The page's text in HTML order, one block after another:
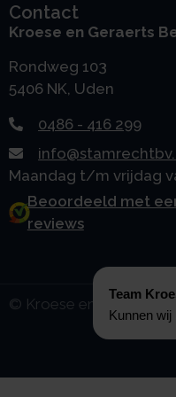
Contact
Kroese en Geraerts
Rondweg 103
5406 NK, Uden
0486 - 416 299
Maandag t/m vrijdag
Beoordeeld met
reviews
© Kroese en Geraerts